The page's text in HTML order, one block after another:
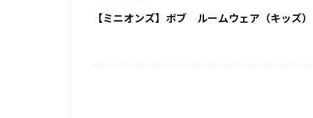
【ミニオンズ】ボブ ルームウェア（キッズ）